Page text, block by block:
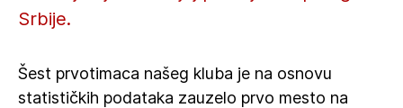
Srbije.
Šest prvotimaca našeg kluba je na osnovu
statističkih podataka zauzelo prvo mesto na